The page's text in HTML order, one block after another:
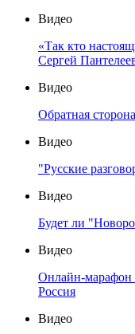
Видео
«Так кто
Сергей
Видео
Обратная
Видео
"Русские
Видео
Будет ли
Видео
Онлайн-марафон
Россия
Видео